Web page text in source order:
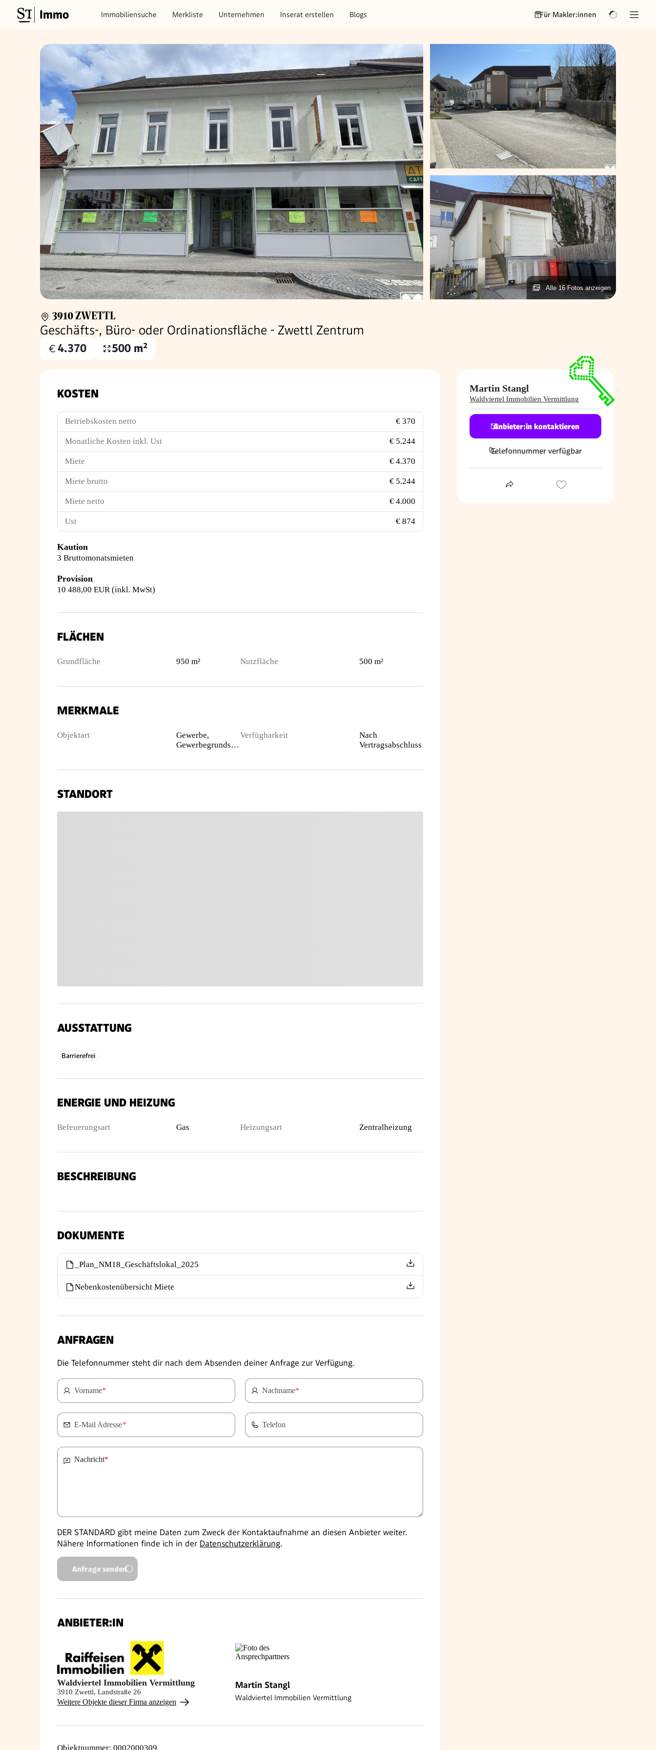
Immo Immobiliensuche Merkliste Unternehmen Inserat erstellen Blogs Für Makler:innen
Alle 16 Fotos anzeigen
3910 ZWETTL
Geschäfts-, Büro- oder Ordinationsfläche - Zwettl Zentrum
Gesamtmiete
4.370
Nutzfläche
500 m²
KOSTEN
Betriebskosten netto € 370
Monatliche Kosten inkl. Ust € 5.244
Miete € 4.370
Miete brutto € 5.244
Miete netto € 4.000
Ust € 874
Kaution
3 Bruttomonatsmieten
Provision
10 488,00 EUR (inkl. MwSt)
FLÄCHEN
Grundfläche 950 m² Nutzfläche 500 m²
MERKMALE
Objektart
Gewerbe,
Gewerbegrundstück
Verfügbarkeit
Nach
Vertragsabschluss
STANDORT
AUSSTATTUNG
Barrierefrei
ENERGIE UND HEIZUNG
Befeuerungsart Gas Heizungsart Zentralheizung
BESCHREIBUNG
DOKUMENTE
_Plan_NM18_Geschäftslokal_2025
Nebenkostenübersicht Miete
ANFRAGEN
Die Telefonnummer steht dir nach dem Absenden deiner Anfrage zur Verfügung.
Vorname* Nachname*
E-Mail Adresse* Telefon
Nachricht*
DER STANDARD gibt meine Daten zum Zweck der Kontaktaufnahme an diesen Anbieter weiter.
Nähere Informationen finde ich in der Datenschutzerklärung.
Anfrage senden
ANBIETER:IN
Waldviertel Immobilien Vermittlung
3910 Zwettl, Landstraße 26
Weitere Objekte dieser Firma anzeigen
Martin Stangl
Waldviertel Immobilien Vermittlung
Objektnummer: 0002000309
Martin Stangl
Waldviertel Immobilien Vermittlung
Anbieter:in kontaktieren
Telefonnummer verfügbar